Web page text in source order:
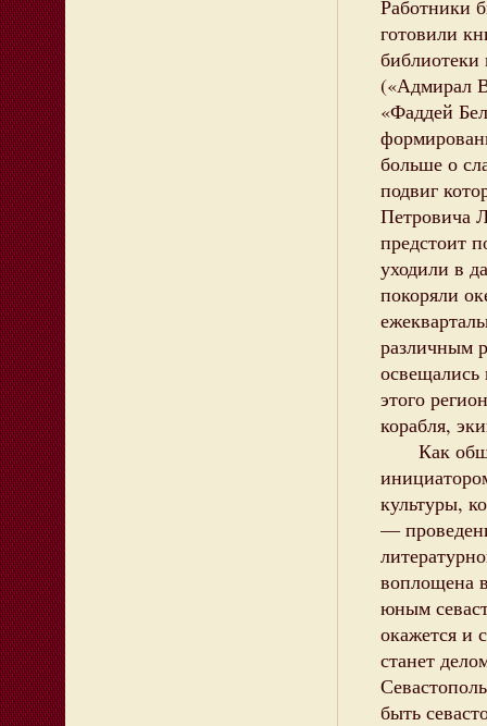
Работники
готовили
библиотеки
(«Адмирал
«Фаддей
больше о
подвиг
Петровича
предстоит
уходили в
покоряли
различным
освещались
этого
корабля,
Как
культуры,
—
воплощена
юным
окажется и
станет
быть